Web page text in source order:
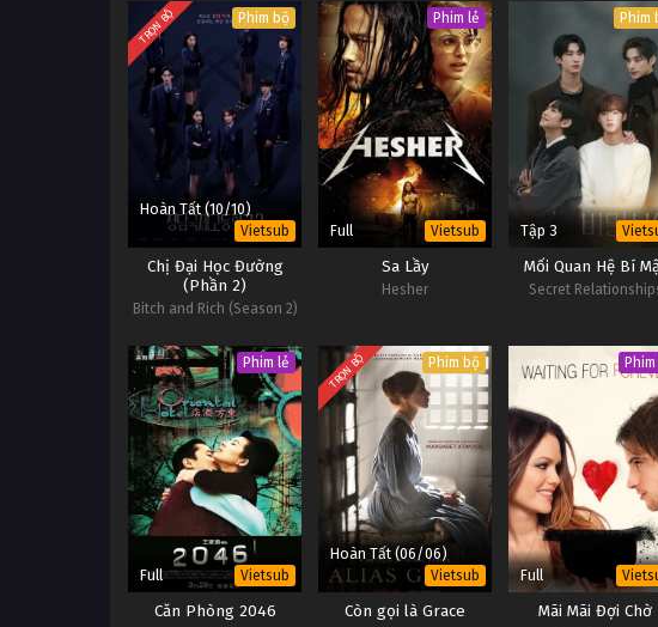
TRỌN BỘ Phim bộ
Hoàn Tất (10/10)
Vietsub
Chị Đại Học Đường
(Phần 2)
Bitch and Rich (Season 2)
Phim lẻ
Full Vietsub
Sa Lầy
Hesher
Phim
Tập 3
Mối Quan Hệ Bí
Secret
Phim lẻ
Full Vietsub
Căn Phòng 2046
TRỌN BỘ Phim bộ
Hoàn Tất (06/06)
Vietsub
Còn gọi là Grace
Full
Mãi Mãi Đợi Chờ